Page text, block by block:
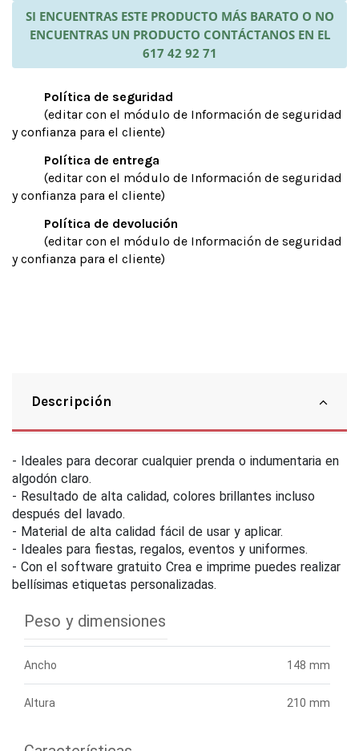
SI ENCUENTRAS ESTE PRODUCTO MÁS BARATO O NO
ENCUENTRAS UN PRODUCTO CONTÁCTANOS EN EL
617 42 92 71
Política de seguridad
(editar con el módulo de Información de seguridad
y confianza para el cliente)
Política de entrega
(editar con el módulo de Información de seguridad
y confianza para el cliente)
Política de devolución
(editar con el módulo de Información de seguridad
y confianza para el cliente)
Descripción
- Ideales para decorar cualquier prenda o indumentaria en
algodón claro.
- Resultado de alta calidad, colores brillantes incluso
después del lavado.
- Material de alta calidad fácil de usar y aplicar.
- Ideales para fiestas, regalos, eventos y uniformes.
- Con el software gratuito Crea e imprime puedes realizar
bellísimas etiquetas personalizadas.
Peso y dimensiones
Ancho 148 mm
Altura 210 mm